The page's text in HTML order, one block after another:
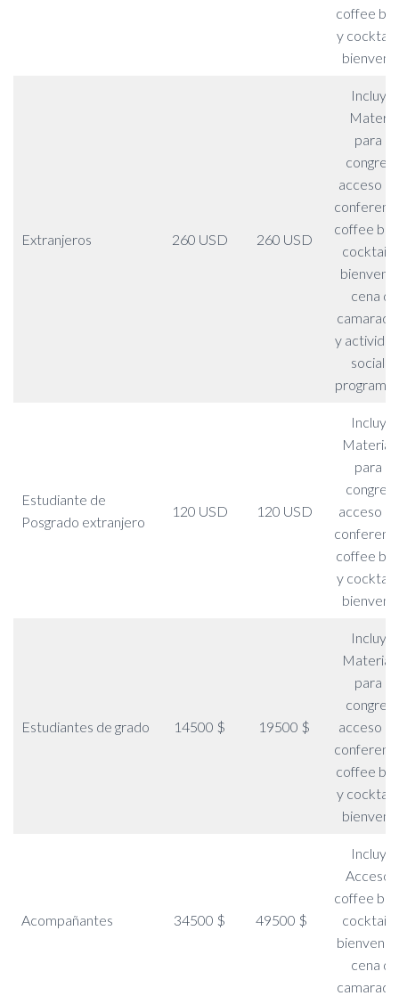
coffee
y cocktail
Extranjeros 260 USD 260 USD
Incluye:
para el
acceso a
coffee
cocktail
cena de
y
sociales
Estudiante de
Posgrado extranjero
120 USD 120 USD
Incluye:
para el
acceso a
coffee
y cocktail
Estudiantes de grado 14500 $ 19500 $
Incluye:
para el
acceso a
coffee
y cocktail
Acompañantes 34500 $ 49500 $
Incluye:
Acceso
coffee
cocktail
cena de